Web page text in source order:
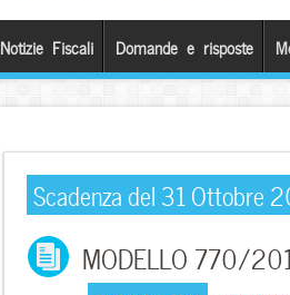
Notizie Fiscali Domande e risposte
Scadenza del 31 Ottobre
MODELLO 770/